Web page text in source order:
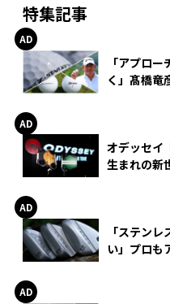
特集記事
「アプロ
く」髙橋竜
オデッセイ
生まれの新
「ステン
い」プロも